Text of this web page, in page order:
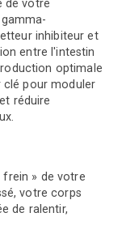
de votre
inhibiteur et
entre l'intestin
optimale
clé pour moduler
réduire
frein » de votre
votre corps
de ralentir,